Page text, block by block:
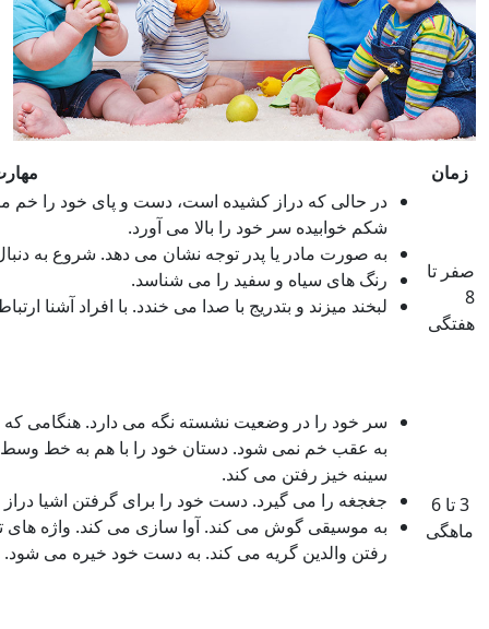
زمان
صفر تا
8
هفتگی
در حالی که دراز کشیده است، دست و پای خود را خم
شکم خوابیده سر خود را بالا می آورد.
به صورت مادر یا پدر توجه نشان می دهد. شروع به
رنگ های سیاه و سفید را می شناسد.
لبخند میزند و بتدریج با صدا می خندد. با افراد آشنا
3 تا 6
ماهگی
سر خود را در وضعیت نشسته نگه می دارد. هنگامی
به عقب خم نمی شود. دستان خود را با هم به خط
سینه خیز رفتن می کند.
جغجغه را می گیرد. دست خود را برای گرفتن اشیا
به موسیقی گوش می کند. آوا سازی می کند. واژه های
رفتن والدین گریه می کند. به دست خود خیره می شود.